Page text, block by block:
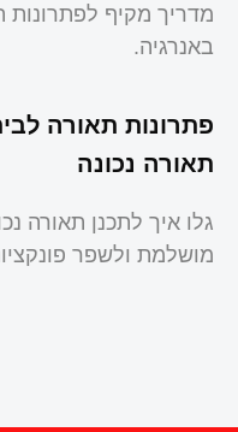
מדריך מקיף לפתרונות
באנרגיה.
פתרונות תאורה
תאורה נכונה
גלו איך לתכנן תאורה
מושלמת ולשפר